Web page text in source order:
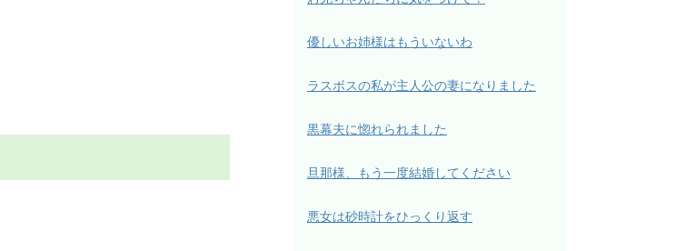
優しいお姉様はもういないわ
ラスボスの私が主人公の妻になりました
黒幕夫に惚れられました
旦那様、もう一度結婚してください
悪女は砂時計をひっくり返す